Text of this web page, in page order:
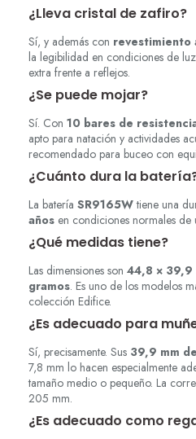
¿Lleva cristal de zafiro?
Sí, y además con
la legibilidad en condiciones de
extra frente a reflejos.
¿Se puede mojar?
Sí. Con 10 bares de
apto para natación y actividades
recomendado para buceo con
¿Cuánto dura la
La batería SR9165Wtiene una
años en condiciones normales de
¿Qué medidas tiene?
Las dimensiones son 44,8 × 39,9
gramos. Es uno de los modelos
colección Edifice.
¿Es adecuado para
Sí, precisamente. Sus 39,9 mm
7,8 mm lo hacen especialmente
tamaño medio o pequeño. La
205 mm.
¿Es adecuado como